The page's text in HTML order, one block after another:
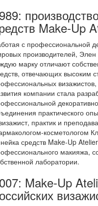
Make-Up
с профессиональной
производителей,
марку отличают
отвечающих высоким
компании стала
практического
практик и
косметологом
средств Make-Up
макияжа,
лаборатории.
Make-Up